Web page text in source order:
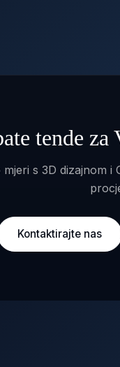
tende za
s 3D dizajnom i
Kontaktirajte nas